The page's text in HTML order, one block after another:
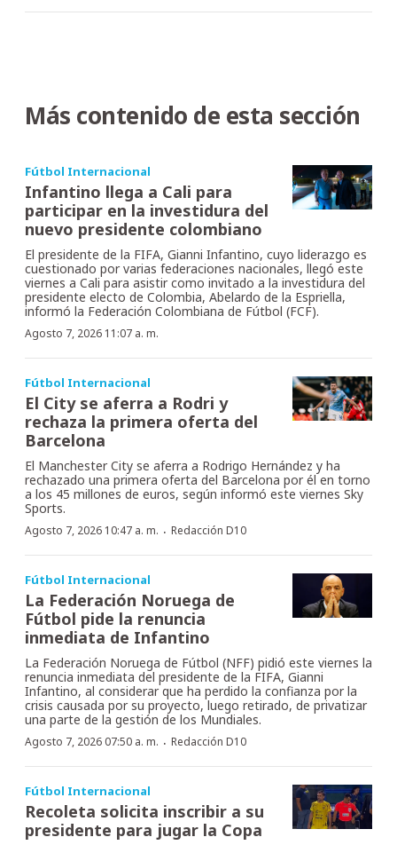
Más contenido de esta sección
Fútbol Internacional
Infantino llega a Cali para
participar en la investidura del
nuevo presidente colombiano
El presidente de la FIFA, Gianni Infantino, cuyo liderazgo es
cuestionado por varias federaciones nacionales, llegó este
viernes a Cali para asistir como invitado a la investidura del
presidente electo de Colombia, Abelardo de la Espriella,
informó la Federación Colombiana de Fútbol (FCF).
Agosto 7, 2026 11:07 a. m.
Fútbol Internacional
El City se aferra a Rodri y
rechaza la primera oferta del
Barcelona
El Manchester City se aferra a Rodrigo Hernández y ha
rechazado una primera oferta del Barcelona por él en torno
a los 45 millones de euros, según informó este viernes Sky
Sports.
Agosto 7, 2026 10:47 a. m. · Redacción D10
Fútbol Internacional
La Federación Noruega de
Fútbol pide la renuncia
inmediata de Infantino
La Federación Noruega de Fútbol (NFF) pidió este viernes la
renuncia inmediata del presidente de la FIFA, Gianni
Infantino, al considerar que ha perdido la confianza por la
crisis causada por su proyecto, luego retirado, de privatizar
una parte de la gestión de los Mundiales.
Agosto 7, 2026 07:50 a. m. · Redacción D10
Fútbol Internacional
Recoleta solicita inscribir a su
presidente para jugar la Copa